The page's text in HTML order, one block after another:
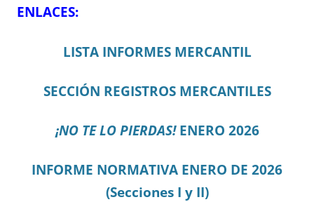
ENLACES:
LISTA INFORMES MERCANTIL
SECCIÓN REGISTROS MERCANTILES
¡NO TE LO PIERDAS!ENERO 2026
INFORME NORMATIVA ENERO DE 2026
(Secciones I y II)